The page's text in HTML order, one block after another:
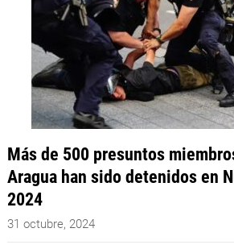
Más de 500 presuntos
Aragua han sido detenidos en
2024
31 octubre, 2024